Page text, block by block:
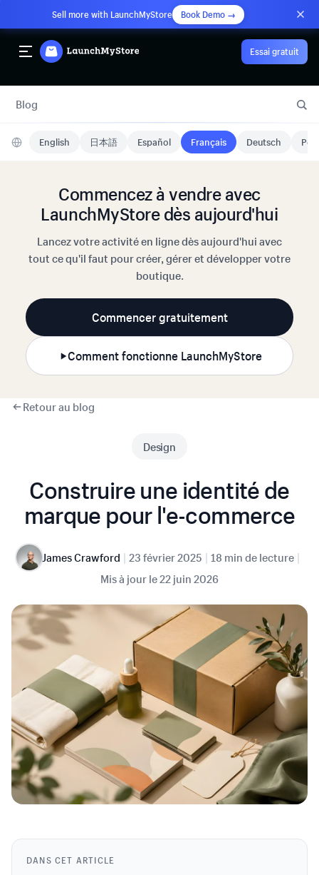
Sell more with LaunchMyStore Book Demo →
Essai gratuit
Blog
English 日本語 Español Français Deutsch
Commencez à vendre avec
LaunchMyStore dès aujourd'hui
Lancez votre activité en ligne dès aujourd'hui avec
tout ce qu'il faut pour créer, gérer et développer votre
boutique.
Commencer gratuitement
Comment fonctionne LaunchMyStore
Retour au blog
Design
Construire une identité de
marque pour l'e-commerce
James Crawford | 23 février 2025 | 18 min de lecture |
Mis à jour le22 juin 2026
DANS CET ARTICLE